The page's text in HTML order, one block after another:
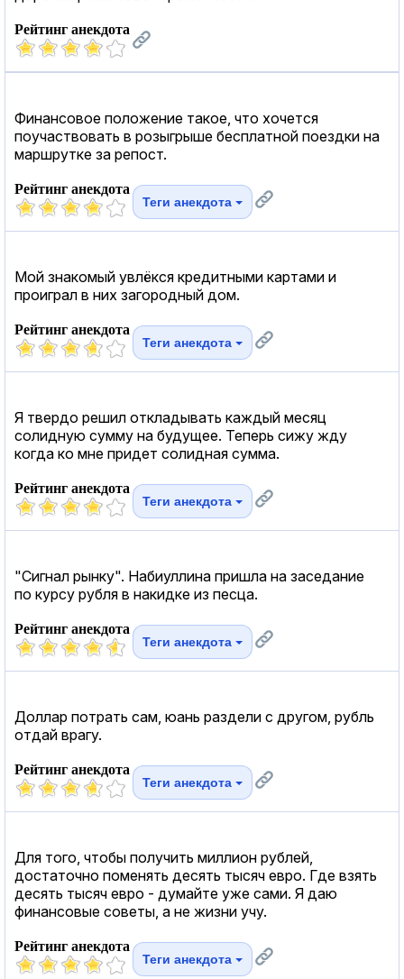
Рейтинг анекдота
Финансовое положение такое, что хочется
поучаствовать в розыгрыше бесплатной поездки на
маршрутке за репост.
Рейтинг анекдота
Теги анекдота
Мой знакомый увлёкся кредитными картами и
проиграл в них загородный дом.
Рейтинг анекдота
Теги анекдота
Я твердо решил откладывать каждый месяц
солидную сумму на будущее. Теперь сижу жду
когда ко мне придет солидная сумма.
Рейтинг анекдота
Теги анекдота
"Сигнал рынку". Набиуллина пришла на заседание
по курсу рубля в накидке из песца.
Рейтинг анекдота
Теги анекдота
Доллар потрать сам, юань раздели с другом, рубль
отдай врагу.
Рейтинг анекдота
Теги анекдота
Для того, чтобы получить миллион рублей,
достаточно поменять десять тысяч евро. Где взять
десять тысяч евро - думайте уже сами. Я даю
финансовые советы, а не жизни учу.
Рейтинг анекдота
Теги анекдота